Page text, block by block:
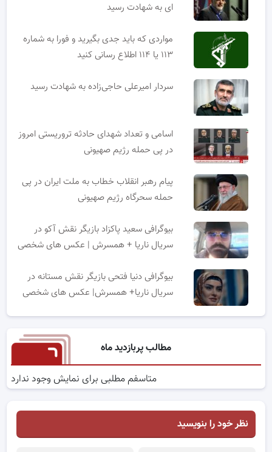
ای به شهادت رسید
مواردی که باید جدی بگیرید و فورا به شماره
۱۱۳ یا ۱۱۴ اطلاع رسانی کنید
سردار امیرعلی حاجی‌زاده به شهادت رسید
اسامی و تعداد شهدای حادثه تروریستی امروز
در پی حمله رژیم صهیونی
پیام رهبر انقلاب خطاب به ملت ایران در پی
حمله سحرگاه رژیم صهیونی
بیوگرافی سعید پاکزاد بازیگر نقش آکو در
سریال ناریا + همسرش | عکس های شخصی
بیوگرافی دنیا فتحی بازیگر نقش مستانه در
سریال ناریا+ همسرش| عکس های شخصی
مطالب پربازدید ماه
متاسفم مطلبی برای نمایش وجود ندارد
نظر خود را بنویسید